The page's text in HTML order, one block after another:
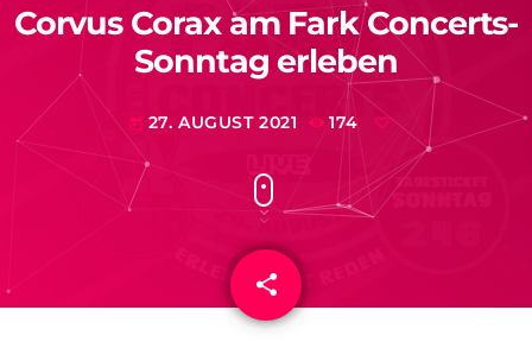
Corvus Corax am Fark Concerts-
Sonntag erleben
today 27. AUGUST 2021 174
share
email